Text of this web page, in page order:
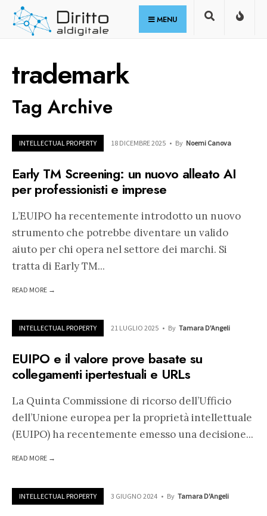
Skip
MENU
trademark
Tag Archive
INTELLECTUAL PROPERTY 18 DICEMBRE 2025 • By Noemi Canova
Early TM Screening: un nuovo alleato AI
per professionisti e imprese
L’EUIPO ha recentemente introdotto un nuovo
strumento che potrebbe diventare un valido
aiuto per chi opera nel settore dei marchi. Si
tratta di Early TM...
READ MORE →
INTELLECTUAL PROPERTY 21 LUGLIO 2025 • By Tamara D'Angeli
EUIPO e il valore prove basate su
collegamenti ipertestuali e URLs
La Quinta Commissione di ricorso dell’Ufficio
dell’Unione europea per la proprietà intellettuale
(EUIPO) ha recentemente emesso una decisione...
READ MORE →
INTELLECTUAL PROPERTY 3 GIUGNO 2024 • By Tamara D'Angeli